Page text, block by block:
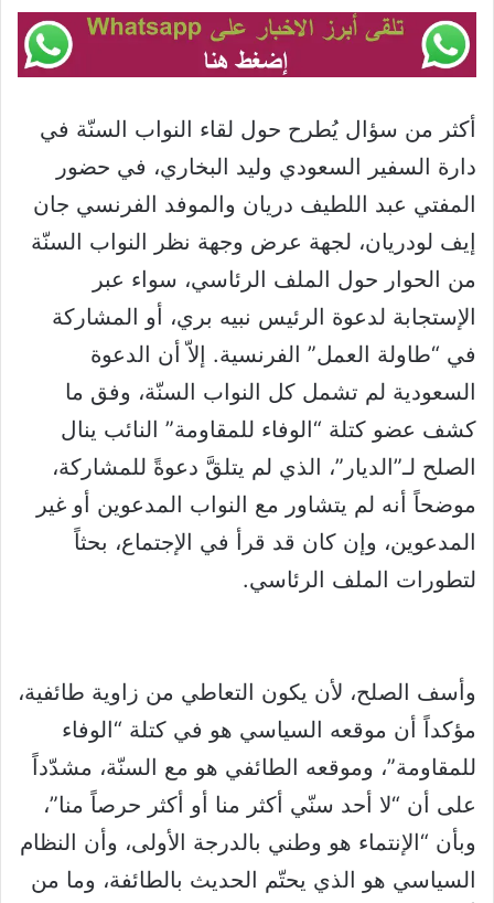
أكثر من سؤال يُطرح حول لقاء النواب السنّة في
دارة السفير السعودي وليد البخاري، في حضور
المفتي عبد اللطيف دريان والموفد الفرنسي جان
إيف لودريان، لجهة عرض وجهة نظر النواب السنّة
من الحوار حول الملف الرئاسي، سواء عبر
الإستجابة لدعوة الرئيس نبيه بري، أو المشاركة
في “طاولة العمل” الفرنسية. إلاّ أن الدعوة
السعودية لم تشمل كل النواب السنّة، وفق ما
كشف عضو كتلة “الوفاء للمقاومة” النائب ينال
الصلح لـ”الديار”، الذي لم يتلقَّ دعوةً للمشاركة،
موضحاً أنه لم يتشاور مع النواب المدعوين أو غير
المدعوين، وإن كان قد قرأ في الإجتماع، بحثاً
لتطورات الملف الرئاسي.
وأسف الصلح، لأن يكون التعاطي من زاوية طائفية،
مؤكداً أن موقعه السياسي هو في كتلة “الوفاء
للمقاومة”، وموقعه الطائفي هو مع السنّة، مشدّداً
على أن “لا أحد سنّي أكثر منا أو أكثر حرصاً منا”،
وبأن “الإنتماء هو وطني بالدرجة الأولى، وأن النظام
السياسي هو الذي يحتّم الحديث بالطائفة، وما من